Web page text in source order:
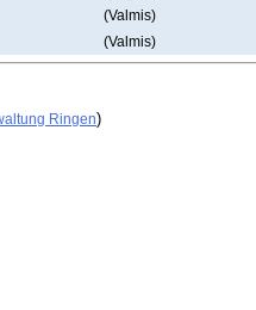
(Valmis)
(Valmis)
Ringen)